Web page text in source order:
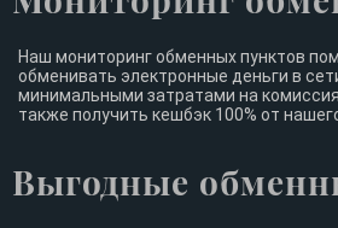
Регистрация
Наш мониторинг обменных пунктов
обменивать электронные деньги в
минимальными затратами на
также получить кешбэк 100% от
Выгодные